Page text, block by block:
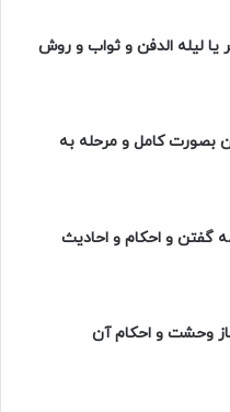
یا لیله الدفن و ثواب و روش
بصورت کامل و مرحله به
گفتن و احکام و احادیث
وحشت و احکام آن